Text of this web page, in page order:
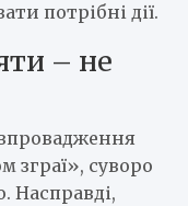
потрібні дії.
– не
зграї», суворо
Насправді,